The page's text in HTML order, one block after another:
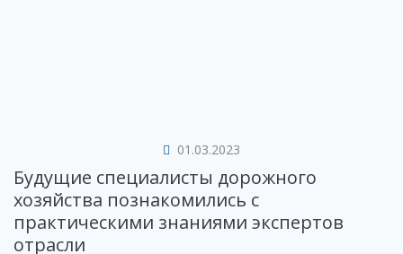
01.03.2023
Будущие специалисты дорожного
хозяйства познакомились с
практическими знаниями экспертов
отрасли